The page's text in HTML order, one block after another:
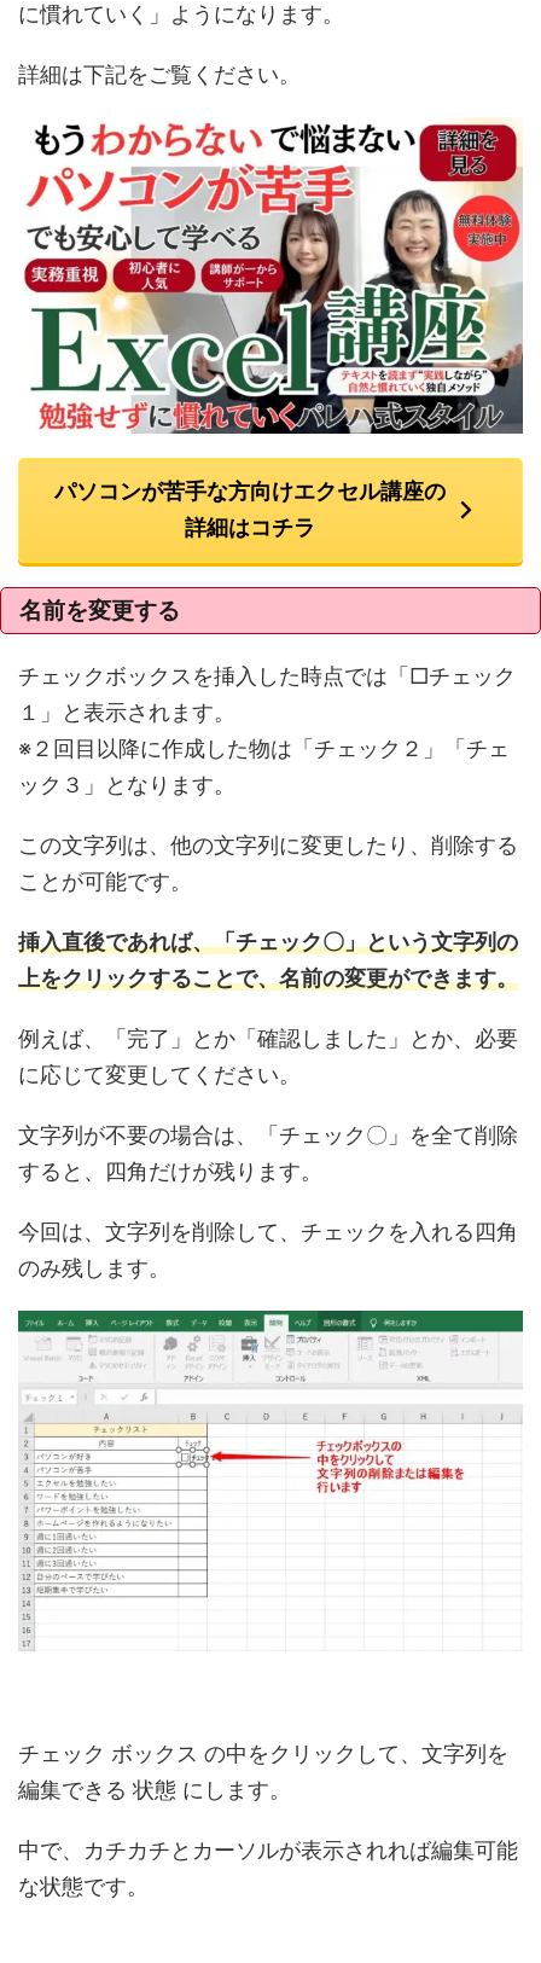
に慣れていく」ようになります。
詳細は下記をご覧ください。
パソコンが苦手な方向けエクセル講座の
詳細はコチラ
名前を変更する
チェックボックスを挿入した時点では「□チェック
１」と表示されます。
※２回目以降に作成した物は「チェック２」「チェ
ック３」となります。
この文字列は、他の文字列に変更したり、削除する
ことが可能です。
挿入直後であれば、「チェック〇」という文字列の
上をクリックすることで、名前の変更ができます。
例えば、「完了」とか「確認しました」とか、必要
に応じて変更してください。
文字列が不要の場合は、「チェック〇」を全て削除
すると、四角だけが残ります。
今回は、文字列を削除して、チェックを入れる四角
のみ残します。
チェック ボックス の中をクリックして、文字列を
編集できる 状態 にします。
中で、カチカチとカーソルが表示されれば編集可能
な状態です。